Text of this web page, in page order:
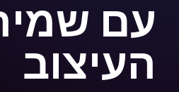
עם
העיצוב